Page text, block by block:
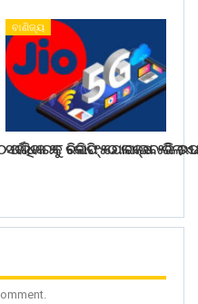
ପରିବାରକୁ ରିଲିଫ୍ ଯୋଗାଇବ
ବାଣିଜ୍ୟ
ସର୍ବାଧିକ ୨୮ କୋଟି ୫୦ ଲକ୍ଷ ୫ଜି